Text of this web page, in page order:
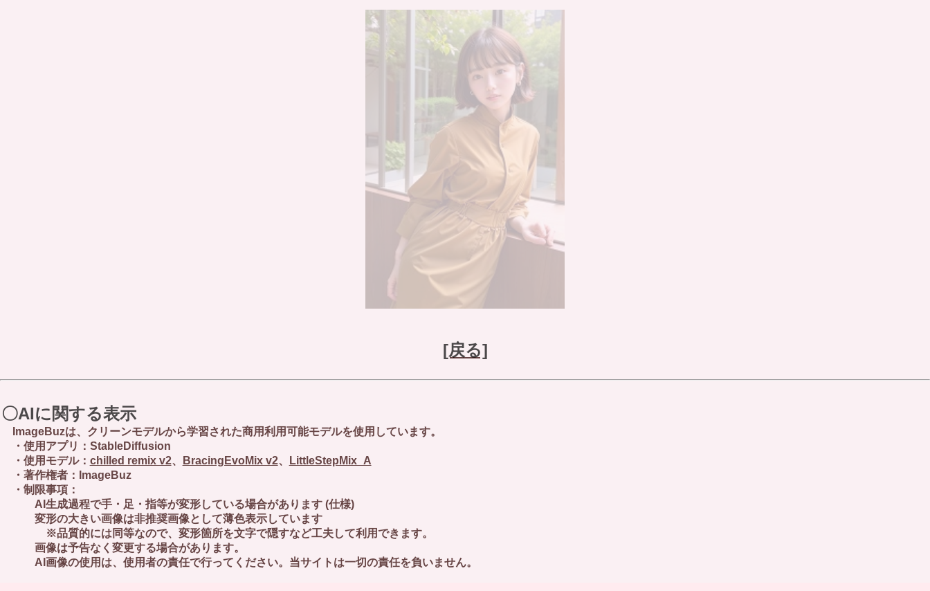
[戻る]
〇AIに関する表示
ImageBuzは、クリーンモデルから学習された商用利用可能モデルを使用しています。
・使用アプリ：StableDiffusion
・使用モデル： chilled remix v2、 BracingEvoMix v2、
LittleStepMix_A
・著作権者：ImageBuz
・制限事項：
AI生成過程で手・足・指等が変形している場合があります (仕様)
変形の大きい画像は非推奨画像として薄色表示しています
※品質的には同等なので、変形箇所を文字で隠すなど工夫して利用できます。
画像は予告なく変更する場合があります。
AI画像の使用は、使用者の責任で行ってください。当サイトは一切の責任を負いません。